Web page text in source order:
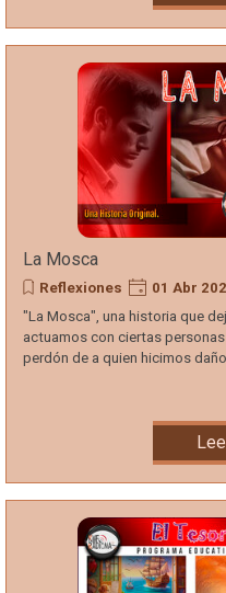
La Mosca
Reflexiones 01 Abr
"La Mosca", una historia que
actuamos con ciertas
perdón de a quien hicimos